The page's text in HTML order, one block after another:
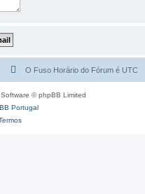
O Fuso Horário do Fórum é UTC
© phpBB Limited
Portugal